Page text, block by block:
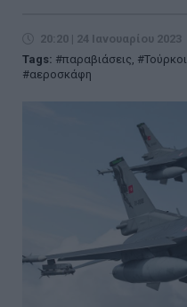
20:20 | 24 Ιανουαρίου 2023
Tags:
παραβιάσεις, Τούρκοι
αεροσκάφη